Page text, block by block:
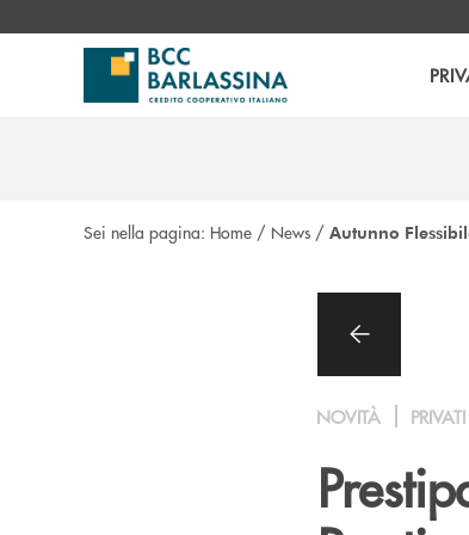
Sei nella pagina: Home / News / Autunno
NOVITÀ PRIVATI